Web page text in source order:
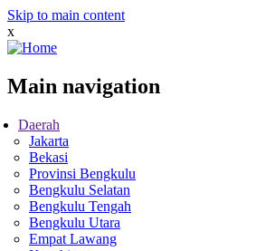
Skip to main content
x
Main navigation
Daerah
Jakarta
Bekasi
Provinsi Bengkulu
Bengkulu Selatan
Bengkulu Tengah
Bengkulu Utara
Empat Lawang